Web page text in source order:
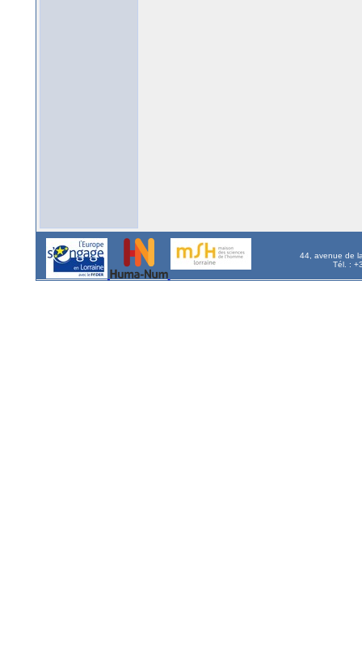
44, avenue de
Tél. :